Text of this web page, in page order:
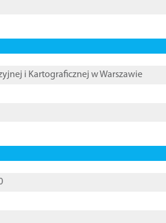
i Kartograficznej w Warszawie